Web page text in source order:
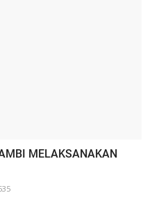
MELAKSANAKAN